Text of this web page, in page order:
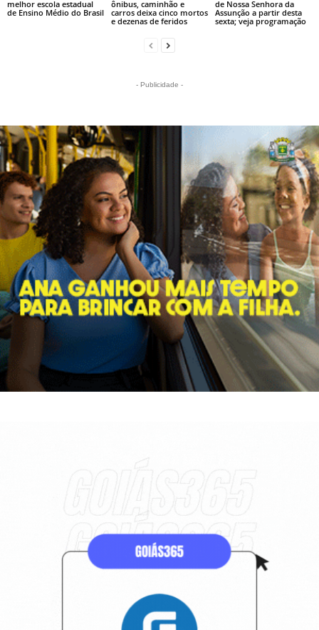
melhor escola estadual
de Ensino Médio do Brasil
ônibus, caminhão e
carros deixa cinco mortos
e dezenas de feridos
de Nossa Senhora da
Assunção a partir desta
sexta; veja programação
- Publicidade -